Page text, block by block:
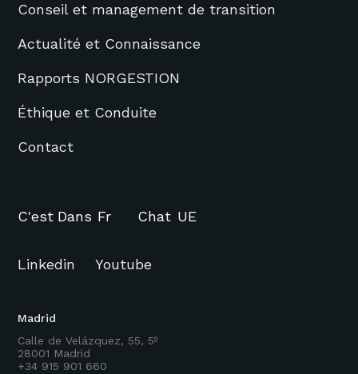
Conseil et management de transition
Actualité et Connaissance
Rapports NORGESTION
Éthique et Conduite
Contact
Madrid
Calle de Velázquez, 55, 5º
28001 Madrid
+34 915 901 660
C'est Dans Fr Chat UE
Linkedin Youtube